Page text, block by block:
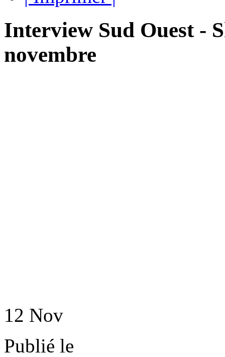
Interview Sud Ouest -
novembre
12 Nov
Publié le